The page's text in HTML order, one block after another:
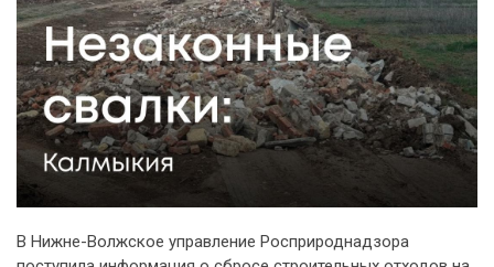
В Нижне-Волжское управление Росприроднадзора